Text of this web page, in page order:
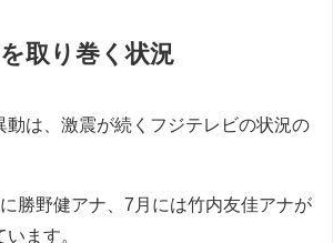
取り巻く状況
動は、激震が続くフジテレビの状況の
勝野健アナ、7月には竹内友佳アナが
ます。